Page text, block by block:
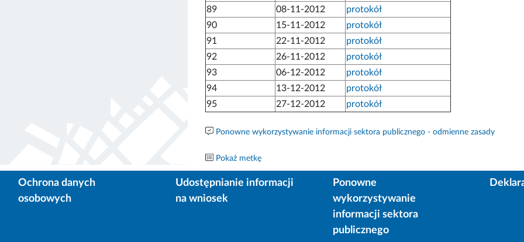
89
08-11-2012
protokół
90
15-11-2012
protokół
91
22-11-2012
protokół
92
26-11-2012
protokół
93
06-12-2012
protokół
94
13-12-2012
protokół
95
27-12-2012 protokół
Ponowne wykorzystywanie informacji sektora publicznego - odmienne zasady
Pokaż metkę
Ochrona danych
osobowych
Udostępnianie informacji
na wniosek
Ponowne
wykorzystywanie
informacji sektora
publicznego